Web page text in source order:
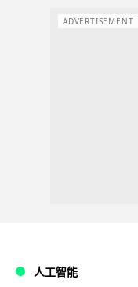
ADVERTISEMENT
人工智能